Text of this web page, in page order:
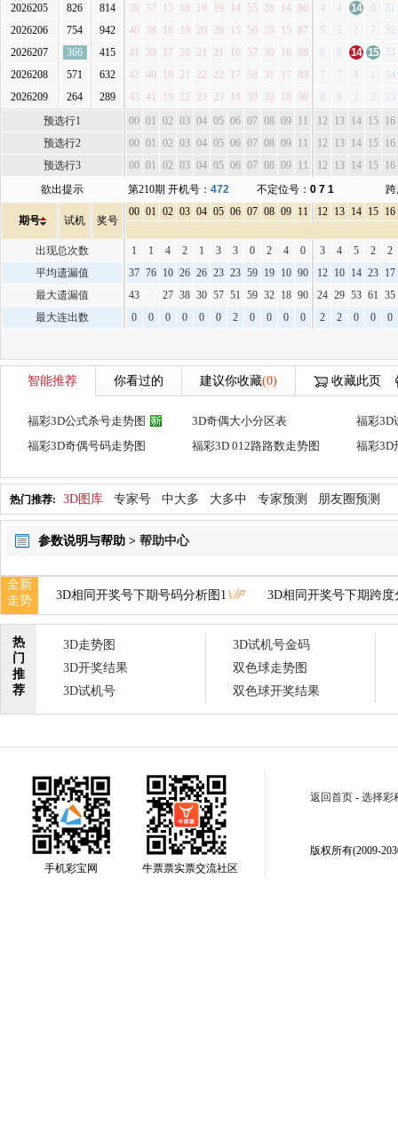
2026205
826 814 39 37 15 18 19 19 14 55 28 14 86 4 4 14 6
31
2026206
754 942 40 38 16 19 20 20 15 56 29 15 87 5 5 7
32
2026207
366 415 41 39 17 20 21 21 16 57 30 16 88 6 6 14 15 33
2026208
571 632 42 40 18 21 22 22 17 58 31 17 89 7 7
34
2026209
264 289 43 41 19 22 23 23 18 59 32 18 90 8 8 2 2
35
预选行1
00 01 02 03 04 05 06 07 08 09 11 12 13 14 15 16
预选行2
00 01 02 03 04 05 06 07 08 09 11 12 13 14 15 16
预选行3
00 01 02 03 04 05 06 07 08 09 11 12 13 14 15 16
欲出提示
第210期 开机号： 472 不定位号： 0 7 1
期号 试机 奖号
00 01 02 03 04 05 06 07 08 09 11 12 13 14 15 16
出现总次数 1 1 4 2 1 3 3 0 2 4 0 3 4 5 2
2
平均遗漏值
37 76 10 26 26 23 23 59 19 10 90 12 10 14 23 17
最大遗漏值
43 27 38 30 57 51 59 32 18 90 24 29 53 61 35
最大连出数
0 0 0 0 0 0 2 0 0 0 0 2 2 0 0 0
智能推荐 你看过的 建议你收藏(0) 收藏此页
福彩3D公式杀号走势图 3D奇偶大小分区表
福彩3D
福彩3D奇偶号码走势图
福彩3D 012路路数走势图 福彩3D
热门推荐: 3D图库 专家号 中大多 大多中 专家预测 朋友圈预测
参数说明与帮助 > 帮助中心
全新
走势
3D相同开奖号下期号码分析图1 3D相同开奖号下期跨度
热
门
推
荐
3D走势图
3D开奖结果
3D试机号
3D试机号金码
双色球走势图
双色球开奖结果
手机彩宝网 牛票票实票交流社区
返回首页 - 选择彩
版权所有(2009-